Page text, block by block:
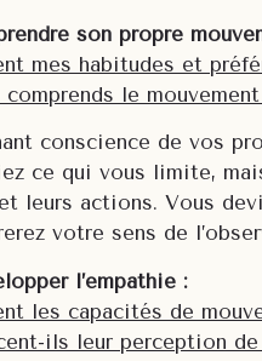
son propre
mes habitudes et
le
conscience de vos
ce qui vous limite,
leurs actions. Vous
votre sens de
l’empathie :
les capacités de
ils leur perception